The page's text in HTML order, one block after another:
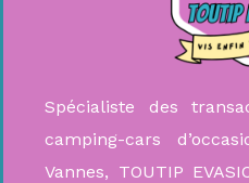
Spécialiste des
camping-cars
Vannes, TOUTIP